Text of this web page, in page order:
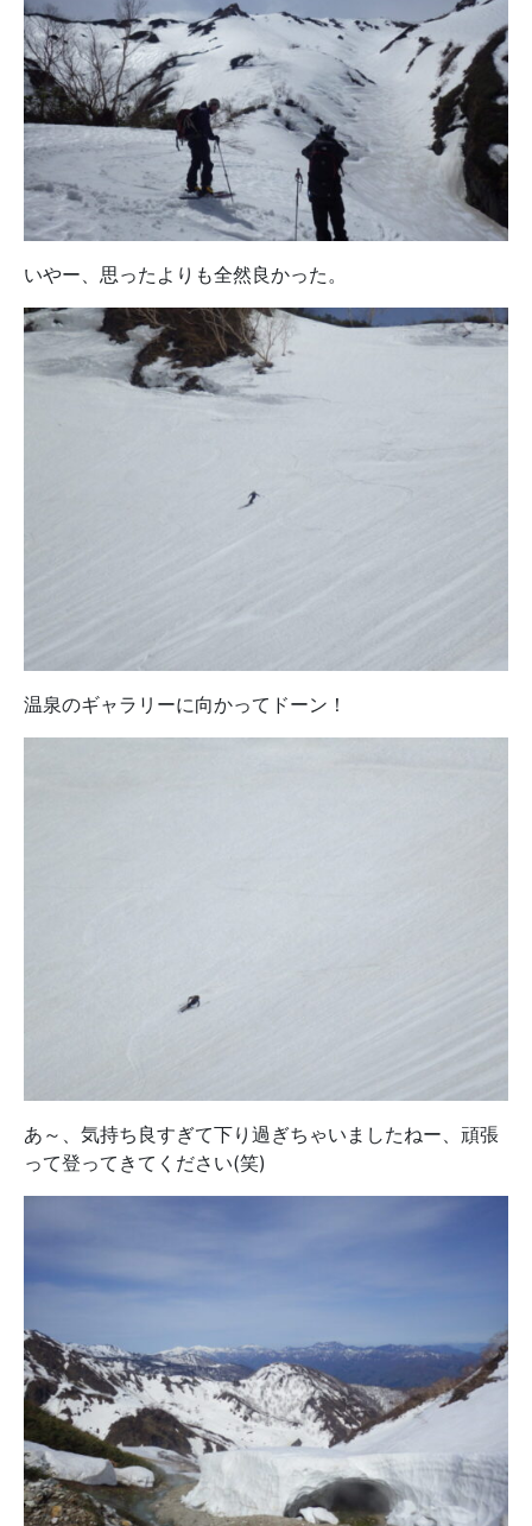
いやー、思ったよりも全然良かった。
温泉のギャラリーに向かってドーン！
あ～、気持ち良すぎて下り過ぎちゃいましたねー、頑張
って登ってきてください(笑)